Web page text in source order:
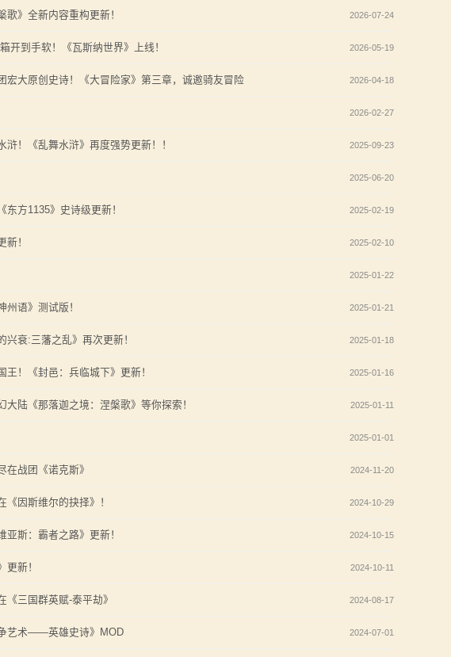
2026-07-24
歌》全新内容重构更新！
2026-05-19
开到手软！《瓦斯纳世界》上线！
2026-04-18
宏大原创史诗！《大冒险家》第三章，诚邀骑友冒险
2026-02-27
2025-09-23
！《乱舞水浒》再度强势更新！！
2025-06-20
2025-02-19
方1135》史诗级更新！
2025-02-10
！
2025-01-22
2025-01-21
州语》测试版！
2025-01-18
兴衰:三藩之乱》再次更新！
2025-01-16
王！《封邑：兵临城下》更新！
2025-01-11
陆《那落迦之境：涅槃歌》等你探索！
2025-01-01
2024-11-20
在战团《诺克斯》
2024-10-29
《因斯维尔的抉择》！
2024-10-15
亚斯：霸者之路》更新！
2024-10-11
更新！
2024-08-17
《三国群英赋-泰平劫》
2024-07-01
争艺术——英雄史诗》MOD